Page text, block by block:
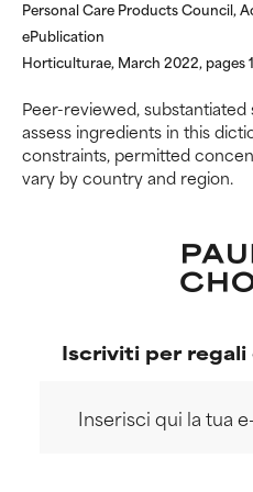
Personal Care Products Council,
ePublication
Horticulturae, March 2022, pages
Peer-reviewed,
assess ingredients in this
constraints, permitted
vary by country and region.
ingredienti
NON USARE
Può causare
infiammazioni,
Può offrire
alcuni casi, ma
NON
un voto a
perché non
merito.
ingredienti
NON USARE
Può causare
infiammazioni,
Può offrire
alcuni casi, ma
NON
un voto a
perché non
merito.
Iscriviti per